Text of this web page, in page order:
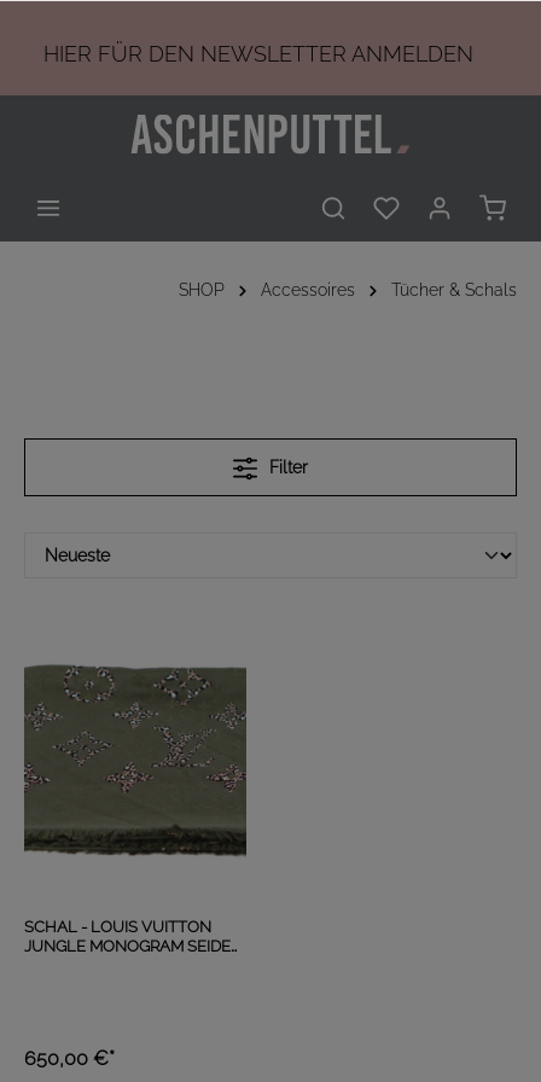
HIER FÜR DEN NEWSLETTER ANMELDEN
SHOP Accessoires Tücher & Schals
Filter
SCHAL - LOUIS VUITTON
JUNGLE MONOGRAM SEIDE
650,00 €*